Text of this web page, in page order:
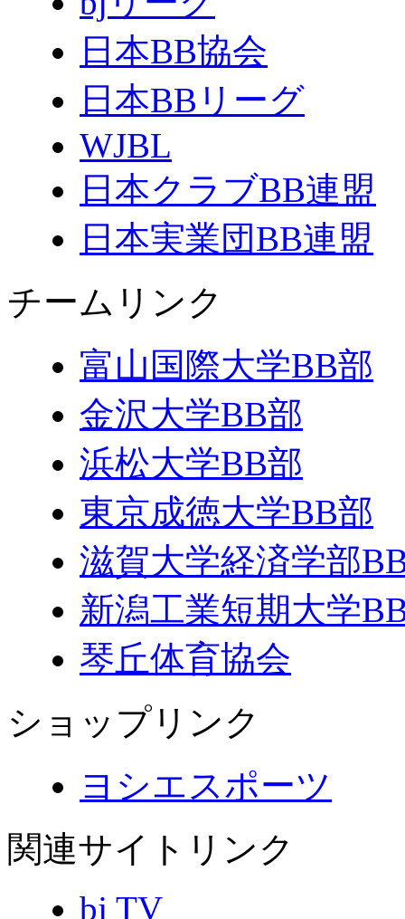
日本BB協会
日本BBリーグ
WJBL
日本クラブBB連盟
日本実業団BB連盟
チームリンク
富山国際大学BB部
金沢大学BB部
浜松大学BB部
東京成徳大学BB部
滋賀大学経済学部
新潟工業短期大学
琴丘体育協会
ショップリンク
ヨシエスポーツ
関連サイトリンク
bj TV